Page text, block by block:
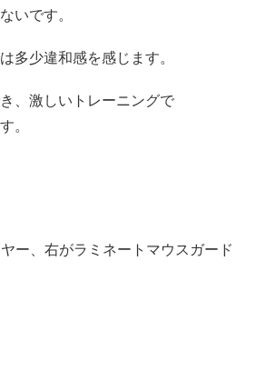
いです。
多少違和感を感じます。
、激しいトレーニングで
。
ー、右がラミネートマウスガード